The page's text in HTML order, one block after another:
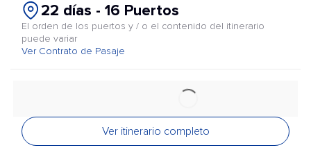
22 días - 16 Puertos
El orden de los puertos y / o el contenido del itinerario
puede variar
Ver Contrato de Pasaje
Ver itinerario completo